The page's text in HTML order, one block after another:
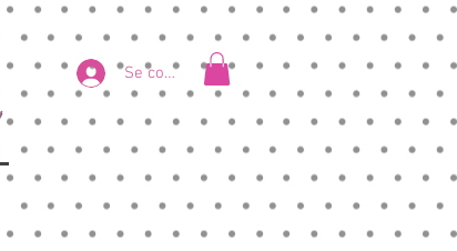
Se connecter